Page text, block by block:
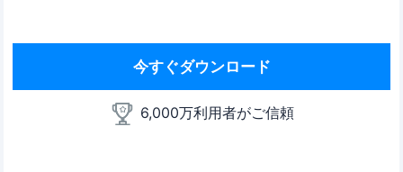
今すぐダウンロード
6,000万利用者がご信頼